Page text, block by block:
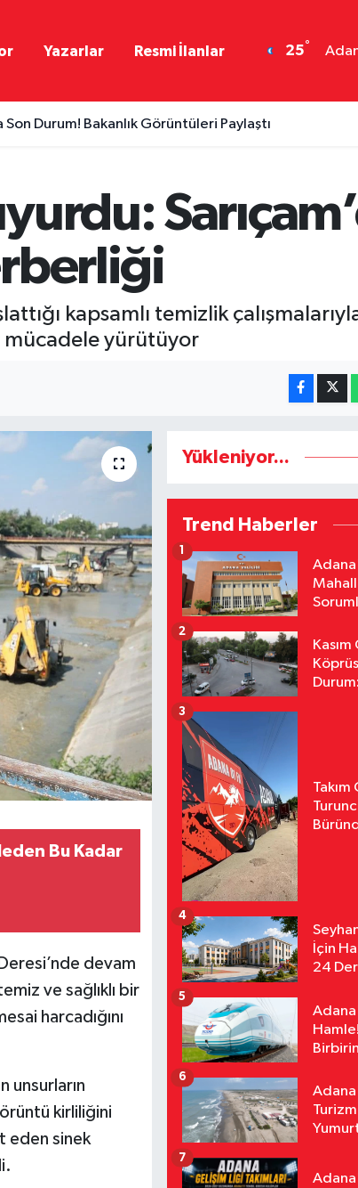
Yazarlar Resmi İlanlar 25°
Durum! Bakanlık Görüntüleri Paylaştı
kapsamlı temizlik
mücadele yürütüyor
Bu Kadar
devam
ve sağlıklı bir
harcadığını
unsurların
kirliliğini
eden sinek
Yükleniyor...
Trend Haberler
1
2
3
İçin
24
4
5
6
7